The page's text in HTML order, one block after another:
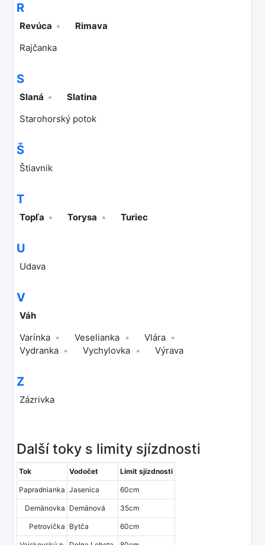
R
Revúca
Rimava
Rajčanka
S
Slaná
Slatina
Starohorský potok
Š
Štiavnik
T
Topľa Torysa Turiec
U
Udava
V
Váh
Varínka
Veselianka
Vlára
Vydranka
Vychylovka Výrava
Z
Zázrivka
Další toky s limity sjízdnosti
Tok Vodočet Limit sjízdnosti
Papradnianka Jasenica 60cm
Demänovka Demänová 35cm
Petrovička Bytča 60cm